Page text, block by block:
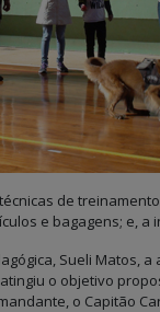
de
e bagagens; e,
Sueli Matos,
o objetivo
o Capitão